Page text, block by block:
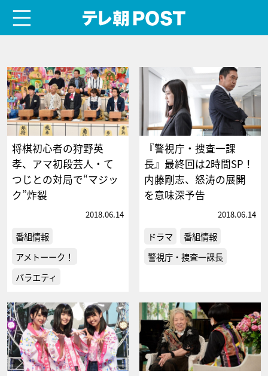
将棋初心者の狩野英
孝、アマ初段芸人・て
つじとの対局で“マジッ
ク”炸裂
2018.06.14
番組情報
アメトーーク！
バラエティ
『警視庁・捜査一課
長』最終回は2時間SP！
内藤剛志、怒涛の展開
を意味深予告
2018.06.14
ドラマ
番組情報
警視庁・捜査一課長